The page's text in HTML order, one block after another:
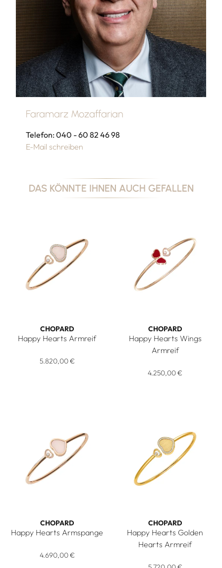
Faramarz Mozaffarian
Telefon: 040 - 60 82 46 98
E-Mail schreiben
DAS KÖNNTE IHNEN AUCH GEFALLEN
CHOPARD
Happy Hearts Armreif
Chopard Happy Hearts Armreif, Ref: 85A074-5620, Preis:
5.820,00 €
CHOPARD
Happy Hearts Wings
Armreif
4.250,00 €
CHOPARD
Happy Hearts Armspange
Chopard Happy Hearts Armspange, Ref: 857482-5620,
4.690,00 €
CHOPARD
Happy Hearts Golden
Hearts Armreif